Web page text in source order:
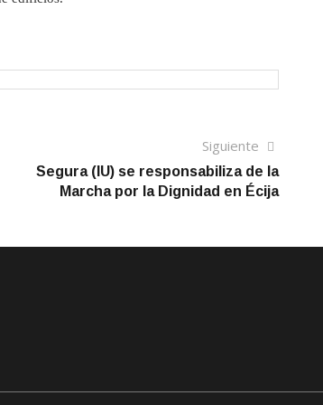
Siguiente
artículo
Segura (IU) se responsabiliza de la
Marcha por la Dignidad en Écija